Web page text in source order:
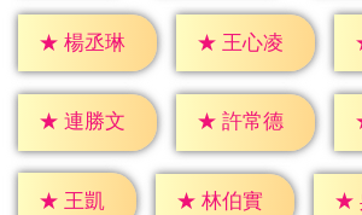
★ 楊丞琳 ★ 王心凌
★ 連勝文 ★ 許常德
★ 王凱 ★ 林伯實 ★